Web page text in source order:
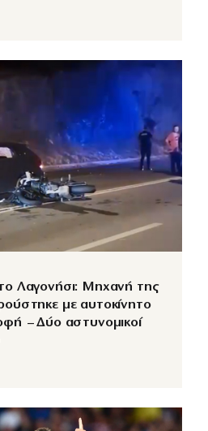
Λαγονήσι: Μηχανή της
με αυτοκίνητο
– Δύο αστυνομικοί